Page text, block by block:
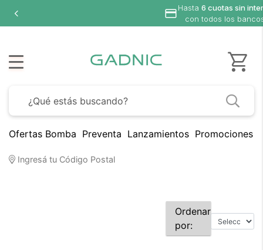
Hasta 6 cuotas sin
con todos los
Ofertas Bomba Preventa Lanzamientos Promociones
Ingresá tu Código Postal
Ordenar
por: